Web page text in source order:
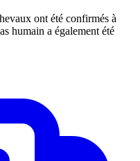
ont été confirmés à
humain a également été